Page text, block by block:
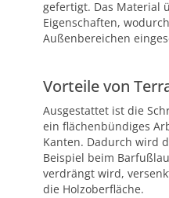
gefertigt. Das Material
Eigenschaften,
Außenbereichen
Vorteile von
Ausgestattet ist die
ein flächenbündiges
Kanten. Dadurch wird
Beispiel beim
verdrängt wird,
die Holzoberfläche.